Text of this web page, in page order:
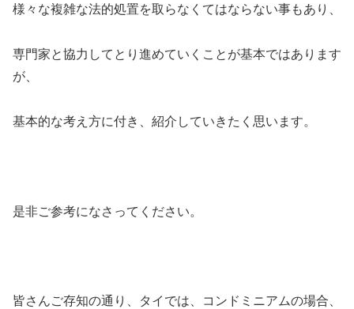
様々な複雑な法的処置を取らなくてはならない事もあり、
専門家と協力してとり進めていくことが基本ではあります
が、
基本的な考え方に付き、紹介していきたく思います。
是非ご参考になさってください。
皆さんご存知の通り、タイでは、コンドミニアムの場合、